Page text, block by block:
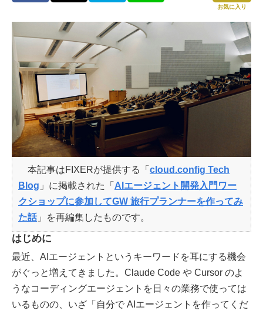
お気に入り
本記事はFIXERが提供する「 cloud.config Tech
Blog 」に掲載された「 AIエージェント開発入門ワー
クショップに参加してGW 旅行プランナーを作ってみ
た話」を再編集したものです。
はじめに
最近、AIエージェントというキーワードを耳にする機会
がぐっと増えてきました。Claude Code や Cursor のよ
うなコーディングエージェントを日々の業務で使っては
いるものの、いざ「自分で AIエージェントを作ってくだ